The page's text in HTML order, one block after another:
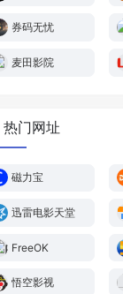
券码无忧
麦田影院
热门网址
磁力宝
迅雷电影天堂
FreeOK
悟空影视